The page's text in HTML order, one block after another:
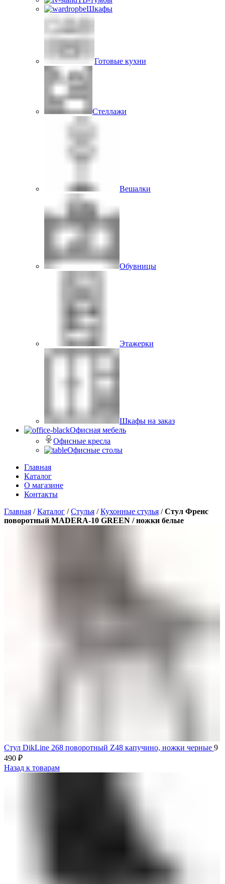
Шкафы
Готовые кухни
Стеллажи
Вешалки
Обувницы
Этажерки
Шкафы на заказ
Офисная мебель
Офисные кресла
Офисные столы
Главная
Каталог
О магазине
Контакты
Главная /Каталог /Стулья /Кухонные стулья /Стул Френс
поворотный MADERA-10 GREEN / ножки белые
Стул DikLine 268 поворотный Z48 капучино, ножки черные 9
490 ₽
Назад к товарам